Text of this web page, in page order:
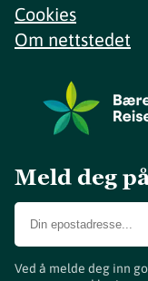
Cookies
Om nettstedet
Meld deg
Ved å melde deg inn